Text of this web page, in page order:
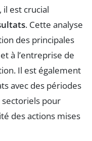
il est crucial
. Cette analyse
des principales
à l’entreprise de
Il est également
avec des périodes
pour
des actions mises